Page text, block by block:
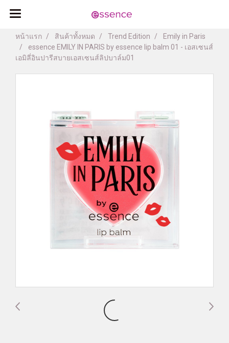
หน้าแรก สินค้าทั้งหมด Trend Edition
Emily in Paris
essence EMILY IN PARIS by essence lip balm 01 - เอสเซนส์
เอมิลี่อินปารีสบายเอสเซนส์ลิปบาล์ม01